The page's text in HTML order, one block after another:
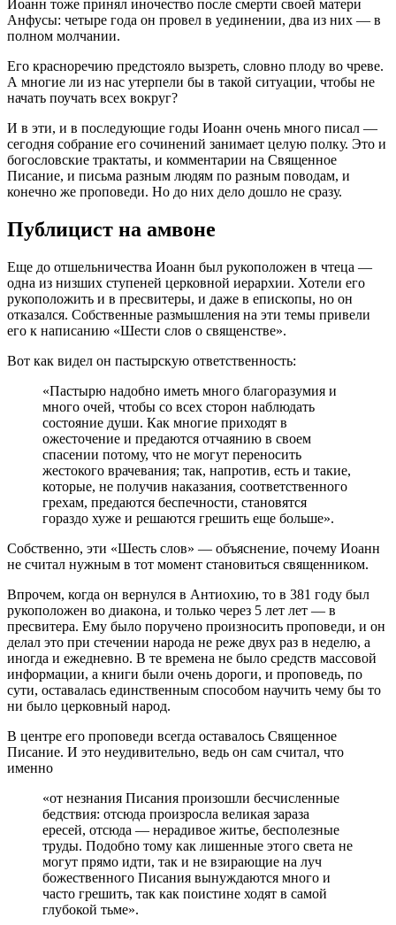
Иоанн тоже принял иночество после смерти своей матери
Анфусы: четыре года он провел в уединении, два из них — в
полном молчании.
Его красноречию предстояло вызреть, словно плоду во чреве.
А многие ли из нас утерпели бы в такой ситуации, чтобы не
начать поучать всех вокруг?
И в эти, и в последующие годы Иоанн очень много писал —
сегодня собрание его сочинений занимает целую полку. Это и
богословские трактаты, и комментарии на Священное
Писание, и письма разным людям по разным поводам, и
конечно же проповеди. Но до них дело дошло не сразу.
Публицист на амвоне
Еще до отшельничества Иоанн был рукоположен в чтеца —
одна из низших ступеней церковной иерархии. Хотели его
рукоположить и в пресвитеры, и даже в епископы, но он
отказался. Собственные размышления на эти темы привели
его к написанию «Шести слов о священстве».
Вот как видел он пастырскую ответственность:
«Пастырю надобно иметь много благоразумия и
много очей, чтобы со всех сторон наблюдать
состояние души. Как многие приходят в
ожесточение и предаются отчаянию в своем
спасении потому, что не могут переносить
жестокого врачевания; так, напротив, есть и такие,
которые, не получив наказания, соответственного
грехам, предаются беспечности, становятся
гораздо хуже и решаются грешить еще больше».
Собственно, эти «Шесть слов» — объяснение, почему Иоанн
не считал нужным в тот момент становиться священником.
Впрочем, когда он вернулся в Антиохию, то в 381 году был
рукоположен во диакона, и только через 5 лет лет — в
пресвитера. Ему было поручено произносить проповеди, и он
делал это при стечении народа не реже двух раз в неделю, а
иногда и ежедневно. В те времена не было средств массовой
информации, а книги были очень дороги, и проповедь, по
сути, оставалась единственным способом научить чему бы то
ни было церковный народ.
В центре его проповеди всегда оставалось Священное
Писание. И это неудивительно, ведь он сам считал, что
именно
«от незнания Писания произошли бесчисленные
бедствия: отсюда произросла великая зараза
ересей, отсюда — нерадивое житье, бесполезные
труды. Подобно тому как лишенные этого света не
могут прямо идти, так и не взирающие на луч
божественного Писания вынуждаются много и
часто грешить, так как поистине ходят в самой
глубокой тьме».